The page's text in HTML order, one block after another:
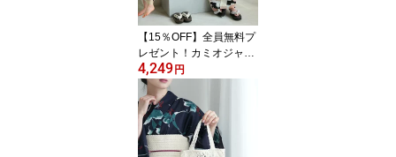
ンズ 子供 ユニセックス 2
026再入荷
【15％OFF】全員無料プ
レゼント！カミオジャパ
ン「おはじきシール」ノ
ベルティ対象！2026新作
【ひよこ商店 男女兼用
子供ワンピース浴衣 2点
セット｜90cm 100cm 11
0cm 120cm 130cm】変
4,249 円